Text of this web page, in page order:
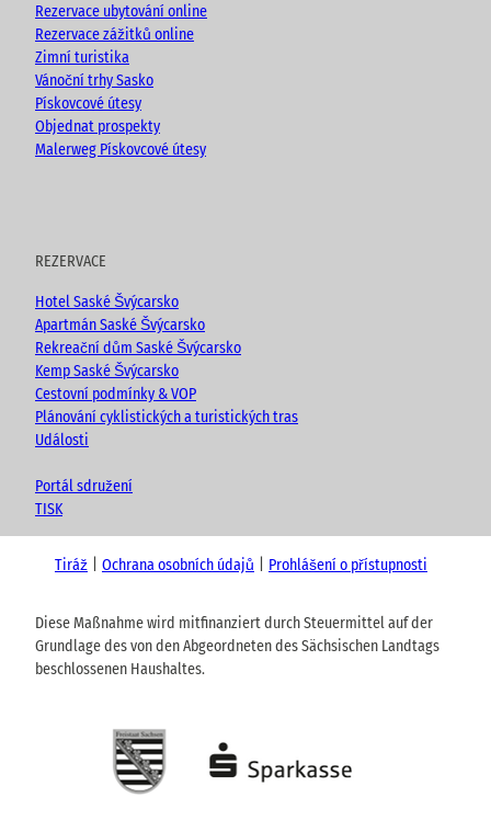
Rezervace ubytování online
Rezervace zážitků online
Zimní turistika
Vánoční trhy Sasko
Pískovcové útesy
Objednat prospekty
Malerweg Pískovcové útesy
REZERVACE
Hotel Saské Švýcarsko
Apartmán Saské Švýcarsko
Rekreační dům Saské Švýcarsko
Kemp Saské Švýcarsko
Cestovní podmínky & VOP
Plánování cyklistických a turistických tras
Události
Portál sdružení
TISK
Tiráž Ochrana osobních údajů Prohlášení o přístupnosti
Diese Maßnahme wird mitfinanziert durch Steuermittel auf der
Grundlage des von den Abgeordneten des Sächsischen Landtags
beschlossenen Haushaltes.